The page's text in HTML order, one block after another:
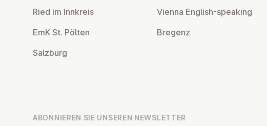
Ried im Innkreis
EmK St. Pölten
Salzburg
Vienna English-speaking
Bregenz
ABONNIEREN SIE UNSEREN NEWSLETTER